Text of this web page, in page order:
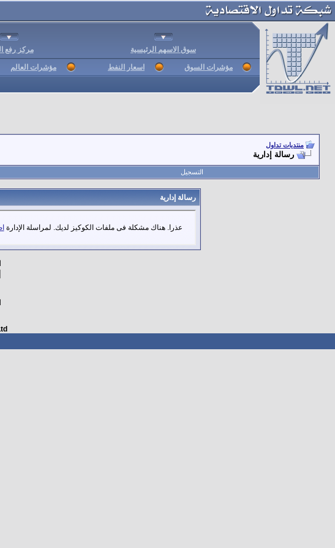
سوق الاسهم الرئيسية مركز رفع
مؤشرات السوق اسعار النفط مؤشرات العالم
منتديات تداول
رسالة إدارية
التسجيل
رسالة إدارية
عذرا. هناك مشكلة فى ملفات الكوكيز لديك. لمراسلة الإدارة